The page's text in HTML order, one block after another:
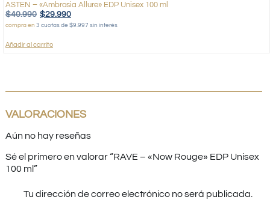
ASTEN – «Ambrosia Allure» EDP Unisex 100 ml
$40.990 $29.990
compra en 3 cuotas de $9.997 sin interés
Añadir al carrito
VALORACIONES
Aún no hay reseñas
Sé el primero en valorar “RAVE – «Now Rouge» EDP Unisex
100 ml”
Tu dirección de correo electrónico no será publicada.